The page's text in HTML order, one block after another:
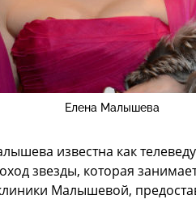
Елена Малышева
известна как
звезды, которая
Малышевой,